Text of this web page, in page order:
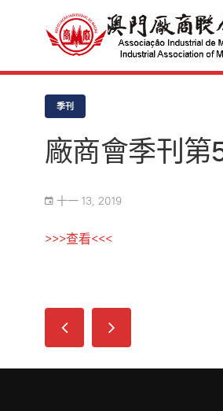
季刊
廠商會季刊第
十一 13, 2019
>>>查看<<<